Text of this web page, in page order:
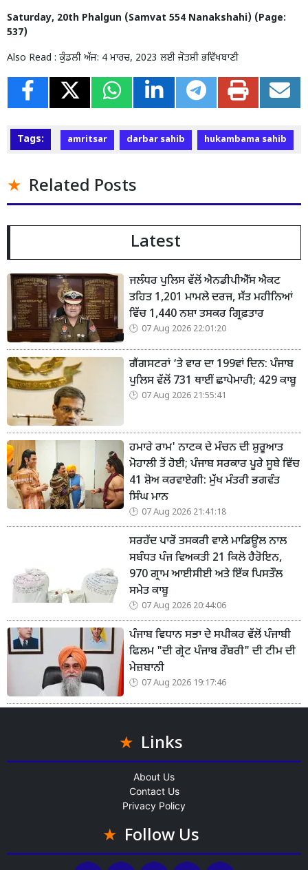
Saturday, 20th Phalgun (Samvat 554 Nanakshahi) (Page:
537)
Also Read : ਕੁੰਡਲੀ ਅੱਜ: 4 ਮਾਰਚ, 2023 ਲਈ ਜੋਤਸ਼ੀ ਭਵਿੱਖਬਾਣੀ
Tags: amritsar darbar sahib hukambama sahib
Related Posts
Latest
ਜਲੰਧਰ ਪੁਲਿਸ ਵੱਲੋਂ ਐਨਡੀਪੀਐੱਸ ਐਕਟ
ਤਹਿਤ 1,201 ਮਾਮਲੇ ਦਰਜ, ਸੱਤ ਮਹੀਨਿਆਂ
ਵਿੱਚ 1,440 ਨਸ਼ਾ ਤਸਕਰ ਗ੍ਰਿਫ਼ਤਾਰ
07 Aug 2026 22:01:20
ਗੈਂਗਸਟਰਾਂ ‘ਤੇ ਵਾਰ ਦਾ 199ਵਾਂ ਦਿਨ: ਪੰਜਾਬ
ਪੁਲਿਸ ਵੱਲੋਂ 731 ਥਾਈਂ ਛਾਪੇਮਾਰੀ; 429 ਕਾਬੂ
07 Aug 2026 21:55:41
ਹਮਾਰੇ ਰਾਮ' ਨਾਟਕ ਦੇ ਮੰਚਨ ਦੀ ਸ਼ੁਰੂਆਤ
ਮੋਹਾਲੀ ਤੋਂ ਹੋਈ; ਪੰਜਾਬ ਸਰਕਾਰ ਪੂਰੇ ਸੂਬੇ ਵਿੱਚ
41 ਸ਼ੋਅ ਕਰਵਾਏਗੀ: ਮੁੱਖ ਮੰਤਰੀ ਭਗਵੰਤ
ਸਿੰਘ ਮਾਨ
07 Aug 2026 21:41:18
ਸਰਹੱਦ ਪਾਰੋਂ ਤਸਕਰੀ ਵਾਲੇ ਮਾਡਿਊਲ ਨਾਲ
ਸਬੰਧਤ ਪੰਜ ਵਿਅਕਤੀ 21 ਕਿਲੋ ਹੈਰੋਇਨ,
970 ਗ੍ਰਾਮ ਆਈਸੀਈ ਅਤੇ ਇੱਕ ਪਿਸਤੌਲ
ਸਮੇਤ ਕਾਬੂ
07 Aug 2026 20:44:06
ਪੰਜਾਬ ਵਿਧਾਨ ਸਭਾ ਦੇ ਸਪੀਕਰ ਵੱਲੋਂ ਪੰਜਾਬੀ
ਫਿਲਮ "ਦੀ ਗ੍ਰੇਟ ਪੰਜਾਬ ਰੌਬਰੀ" ਦੀ ਟੀਮ ਦੀ
ਮੇਜ਼ਬਾਨੀ
07 Aug 2026 19:17:46
Links
About Us
Contact Us
Privacy Policy
Follow Us